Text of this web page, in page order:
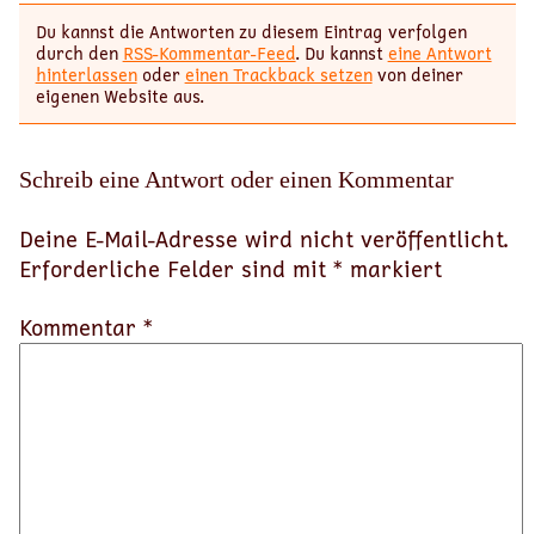
Du kannst die Antworten zu diesem Eintrag verfolgen
durch den RSS-Kommentar-Feed. Du kannsteine Antwort
hinterlassenodereinen Trackback setzenvon deiner
eigenen Website aus.
Schreib eine Antwort oder einen Kommentar
Deine E-Mail-Adresse wird nicht veröffentlicht.
Erforderliche Felder sind mit * markiert
Kommentar *